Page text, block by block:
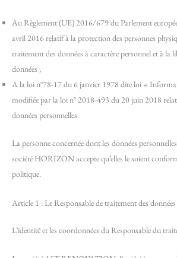
Au Règlement (UE) 2016/679 du Parlement
avril 2016 relatif à la protection des personnes
traitement des données à caractère personnel et à la
données ;
A la loi n°78-17 du 6 janvier 1978 dite loi «
modifiée par la loi n° 2018-493 du 20 juin 2018
données personnelles.
La personne concernée dont les données
société HORIZON accepte qu’elles le soient
politique.
Article 1 : Le Responsable de traitement des données
L’identité et les coordonnées du Responsable du